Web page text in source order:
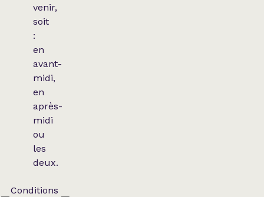
venir,
soit
:
en
avant-
midi,
en
après-
midi
ou
les
deux.
Conditions